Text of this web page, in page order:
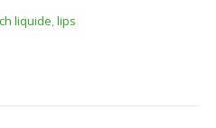
liquide,lips